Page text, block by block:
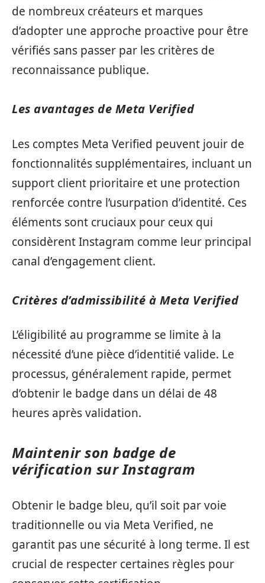
de nombreux créateurs et marques
d’adopter une approche proactive pour être
vérifiés sans passer par les critères de
reconnaissance publique.
Les avantages de Meta Verified
Les comptes Meta Verified peuvent jouir de
fonctionnalités supplémentaires, incluant un
support client prioritaire et une protection
renforcée contre l’usurpation d’identité. Ces
éléments sont cruciaux pour ceux qui
considèrent Instagram comme leur principal
canal d’engagement client.
Critères d’admissibilité à Meta Verified
L’éligibilité au programme se limite à la
nécessité d’une pièce d’identitié valide. Le
processus, généralement rapide, permet
d’obtenir le badge dans un délai de 48
heures après validation.
Maintenir son badge de
vérification sur Instagram
Obtenir le badge bleu, qu’il soit par voie
traditionnelle ou via Meta Verified, ne
garantit pas une sécurité à long terme. Il est
crucial de respecter certaines règles pour